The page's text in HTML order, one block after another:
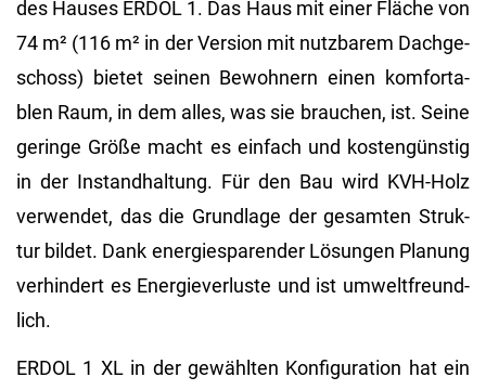
des Hau­ses ERDOL 1. Das Haus mit einer Flä­che von
74 m² (116 m² in der Ver­si­on mit nutz­ba­rem Dach­ge­
schoss) bie­tet sei­nen Be­woh­nern einen kom­for­ta­
blen Raum, in dem alles, was sie brau­chen, ist. Seine
ge­rin­ge Größe macht es ein­fach und kos­ten­güns­tig
in der In­stand­hal­tung. Für den Bau wird KVH-Holz
ver­wen­det, das die Grund­la­ge der ge­sam­ten Struk­
tur bil­det. Dank en­er­gie­spa­ren­der Lö­sun­gen Pla­nung
ver­hin­dert es En­er­gie­ver­lus­te und ist um­welt­freund­
lich.
ERDOL 1 XL in der ge­wähl­ten Kon­fi­gu­ra­ti­on hat ein